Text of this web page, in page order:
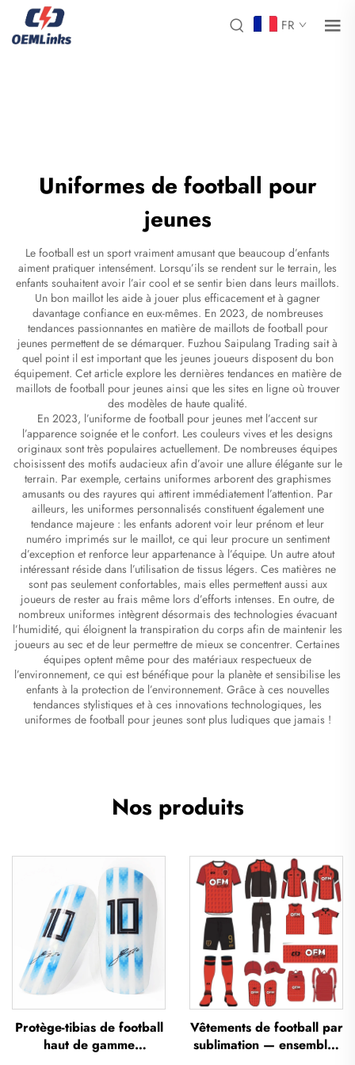
FR
Uniformes de football pour
jeunes
Le football est un sport vraiment amusant que beaucoup d’enfants
aiment pratiquer intensément. Lorsqu’ils se rendent sur le terrain, les
enfants souhaitent avoir l’air cool et se sentir bien dans leurs maillots.
Un bon maillot les aide à jouer plus efficacement et à gagner
davantage confiance en eux-mêmes. En 2023, de nombreuses
tendances passionnantes en matière de maillots de football pour
jeunes permettent de se démarquer. Fuzhou Saipulang Trading sait à
quel point il est important que les jeunes joueurs disposent du bon
équipement. Cet article explore les dernières tendances en matière de
maillots de football pour jeunes ainsi que les sites en ligne où trouver
des modèles de haute qualité.
En 2023, l’uniforme de football pour jeunes met l’accent sur
l’apparence soignée et le confort. Les couleurs vives et les designs
originaux sont très populaires actuellement. De nombreuses équipes
choisissent des motifs audacieux afin d’avoir une allure élégante sur le
terrain. Par exemple, certains uniformes arborent des graphismes
amusants ou des rayures qui attirent immédiatement l’attention. Par
ailleurs, les uniformes personnalisés constituent également une
tendance majeure : les enfants adorent voir leur prénom et leur
numéro imprimés sur le maillot, ce qui leur procure un sentiment
d’exception et renforce leur appartenance à l’équipe. Un autre atout
intéressant réside dans l’utilisation de tissus légers. Ces matières ne
sont pas seulement confortables, mais elles permettent aussi aux
joueurs de rester au frais même lors d’efforts intenses. En outre, de
nombreux uniformes intègrent désormais des technologies évacuant
l’humidité, qui éloignent la transpiration du corps afin de maintenir les
joueurs au sec et de leur permettre de mieux se concentrer. Certaines
équipes optent même pour des matériaux respectueux de
l’environnement, ce qui est bénéfique pour la planète et sensibilise les
enfants à la protection de l’environnement. Grâce à ces nouvelles
tendances stylistiques et à ces innovations technologiques, les
uniformes de football pour jeunes sont plus ludiques que jamais !
Nos produits
Protège-tibias de football
haut de gamme
Vêtements de football par
sublimation — ensembles